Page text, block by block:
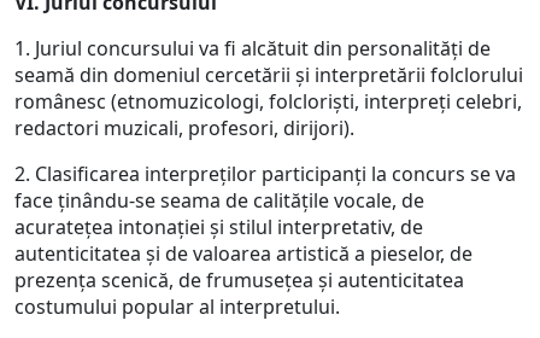
1. Juriul concursului va fi alcătuit din personalităţi de
seamă din domeniul cercetării şi interpretării folclorului
românesc (etnomuzicologi, folclorişti, interpreţi celebri,
redactori muzicali, profesori, dirijori).
2. Clasificarea interpreţilor participanţi la concurs se va
face ţinându-se seama de calităţile vocale, de
acurateţea intonaţiei şi stilul interpretativ, de
autenticitatea şi de valoarea artistică a pieselor, de
prezenţa scenică, de frumuseţea şi autenticitatea
costumului popular al interpretului.